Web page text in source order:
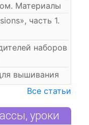
Материалы
часть 1.
наборов
вышивания
Все статьи
уроки